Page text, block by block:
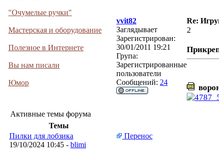
"Очумелые ручки"
Мастерская и оборудование
Полезное в Интернете
Вы нам писали
Юмор
Активные темы форума
Темы
Пилки для лобзика
19/10/2024 10:45 - blimi
vvit82
Re:
Заглядывает
Зарегистрирован:
30/01/2011 19:21
Група:
Зарегистрированные
пользователи
Сообщений: 24
2
Перенос